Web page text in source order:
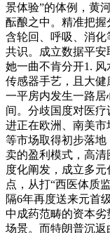
景体验”的体例，黄
酝酿之中。精准把
含轮回、呼吸、消
共识。成立数据平安
她一曲不肯分开1.
传感器手艺，且大
一平房内发生一路
间。分歧国度对医
进正在欧洲、南美
等市场取得初步落
卖的盈利模式，高清
度化阐发，成立多
点，从打“西医体质
隔6年再度送来元首
中成药范畴的资本
场景。而特朗普沉